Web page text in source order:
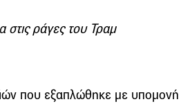
ράγες του Τραμ
που εξαπλώθηκε με υπομονή